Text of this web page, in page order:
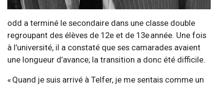
odd a terminé le secondaire dans une classe double
regroupant des élèves de 12e et de 13e année. Une fois
à l’université, il a constaté que ses camarades avaient
une longueur d’avance; la transition a donc été difficile.
« Quand je suis arrivé à Telfer, je me sentais comme un